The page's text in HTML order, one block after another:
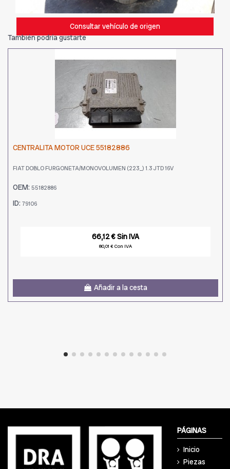
Consultar vehículo de origen
También podría gustarte
CENTRALITA MOTOR UCE 55182886
FIAT DOBLO FURGONETA/MONOVOLUMEN (223_) 1.3 JTD 16V
OEM: 55182886
ID: 79106
66,12 € Sin IVA
80,01 € Con IVA
Añadir a la cesta
PÁGINAS
Inicio
Piezas